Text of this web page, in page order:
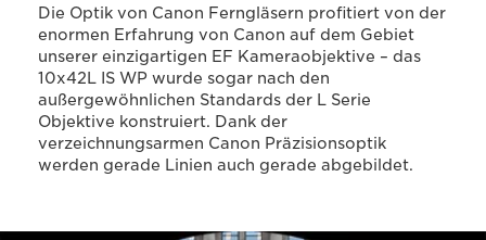
Die Optik von Canon Ferngläsern profitiert von der
enormen Erfahrung von Canon auf dem Gebiet
unserer einzigartigen EF Kameraobjektive – das
10x42L IS WP wurde sogar nach den
außergewöhnlichen Standards der L Serie
Objektive konstruiert. Dank der
verzeichnungsarmen Canon Präzisionsoptik
werden gerade Linien auch gerade abgebildet.